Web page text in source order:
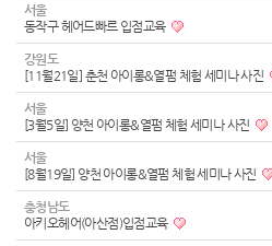
서울
동작구 헤어드빠르 입점교육
강원도
[11월21일] 춘천 아이롱&열펌 체험 세미나 사진
서울
[3월5일] 양천 아이롱&열펌 체험 세미나 사진
서울
[8월19일] 양천 아이롱&열펌 체험 세미나 사진
충청남도
아키오헤어(아산점)입점교육